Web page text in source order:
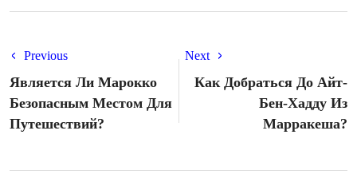
Previous
Является Ли Марокко
Безопасным Местом Для
Путешествий?
Next
Как Добраться До Айт-
Бен-Хадду Из
Марракеша?